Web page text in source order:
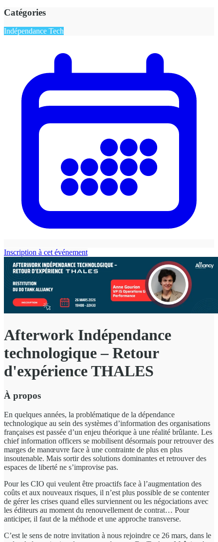
Catégories
Indépendance Tech
Inscription à cet événement
Afterwork Indépendance
technologique – Retour
d'expérience THALES
À propos
En quelques années, la problématique de la dépendance
technologique au sein des systèmes d’information des organisations
françaises est passée d’un enjeu théorique à une réalité brûlante. Les
chief information officers se mobilisent désormais pour retrouver des
marges de manœuvre face à une contrainte de plus en plus
insoutenable. Mais sortir des solutions dominantes et retrouver des
espaces de liberté ne s’improvise pas.
Pour les CIO qui veulent être proactifs face à l’augmentation des
coûts et aux nouveaux risques, il n’est plus possible de se contenter
de gérer les crises quand elles surviennent ou les négociations avec
les éditeurs au moment du renouvellement de contrat… Pour
anticiper, il faut de la méthode et une approche transverse.
C’est le sens de notre invitation à nous rejoindre ce 26 mars, dans le